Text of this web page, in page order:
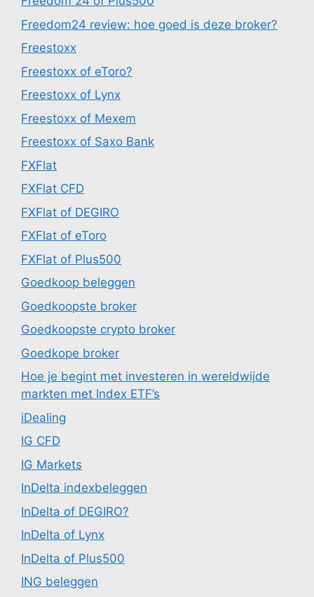
Freedom24 review: hoe goed is deze broker?
Freestoxx
Freestoxx of eToro?
Freestoxx of Lynx
Freestoxx of Mexem
Freestoxx of Saxo Bank
FXFlat
FXFlat CFD
FXFlat of DEGIRO
FXFlat of eToro
FXFlat of Plus500
Goedkoop beleggen
Goedkoopste broker
Goedkoopste crypto broker
Goedkope broker
Hoe je begint met investeren in wereldwijde
markten met Index ETF’s
iDealing
IG CFD
IG Markets
InDelta indexbeleggen
InDelta of DEGIRO?
InDelta of Lynx
InDelta of Plus500
ING beleggen